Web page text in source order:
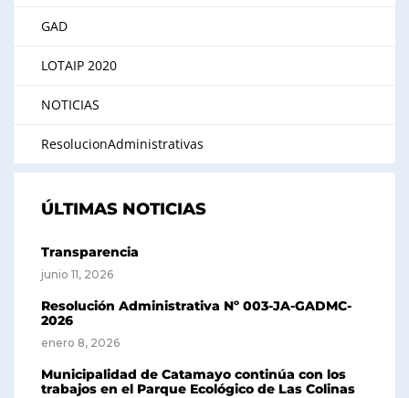
GAD
LOTAIP 2020
NOTICIAS
ResolucionAdministrativas
ÚLTIMAS NOTICIAS
Transparencia
junio 11, 2026
Resolución Administrativa Nº 003-JA-GADMC-
2026
enero 8, 2026
Municipalidad de Catamayo continúa con los
trabajos en el Parque Ecológico de Las Colinas